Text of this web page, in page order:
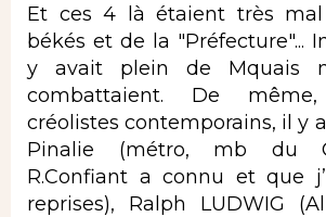
Et ces 4 là étaient très
békés et de la "Préfecture"...
y avait plein de Mquais
combattaient. De
créolistes contemporains, il y
Pinalie (métro, mb du
R.Confiant a connu et que
reprises), Ralph LUDWIG